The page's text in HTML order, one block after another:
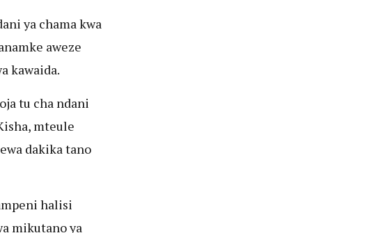
ya chama kwa
aweze
kawaida.
tu cha ndani
mteule
dakika tano
halisi
mikutano ya